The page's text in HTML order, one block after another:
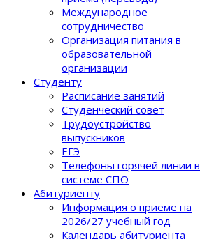
Международное
сотрудничество
Организация питания в
образовательной
организации
Студенту
Расписание занятий
Студенческий совет
Трудоустройство
выпускников
ЕГЭ
Телефоны горячей линии в
системе СПО
Абитуриенту
Информация о приеме на
2026/27 учебный год
Календарь абитуриента